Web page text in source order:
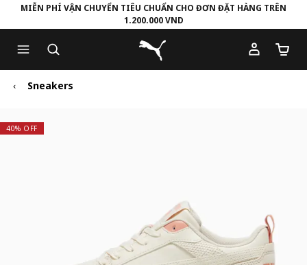
to
Main
content
to
Footer
Content
MIỄN PHÍ VẬN CHUYỂN TIÊU CHUẨN CHO ĐƠN ĐẶT HÀNG TRÊN
1.200.000 VND
Puma Trang chủ
Số
Sneakers
40% OFF